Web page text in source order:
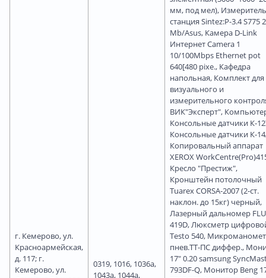
г. Кемерово, ул.
Красноармейская,
д. 117; г.
Кемерово, ул.
0319, 1016, 1036а,
1043а, 1044а,
мм, под мел),
станция Sintez:Р-3.4 S775 2
Mb/Asus, Камера D-Link
Интернет Camera 1
10/100Mbps Ethernet pot
640[480 pixe., Кафедра
напольная, Комплект для
визуального и
измерительного
ВИК"Эксперт",
Консольные датчики К-
Консольные датчики К-
Копировальный аппарат
XEROX
Кресло "Престиж",
Кронштейн потолочный
Tuarex CORSA-2007 (2-ст.
наклон. до 15кг) черный,
Лазерный дальномер
419D, Люксметр
Testo 540,
пнев.ТТ-ПС диффер.,
17" 0.20 samsung
793DF-Q, Монитор Beng